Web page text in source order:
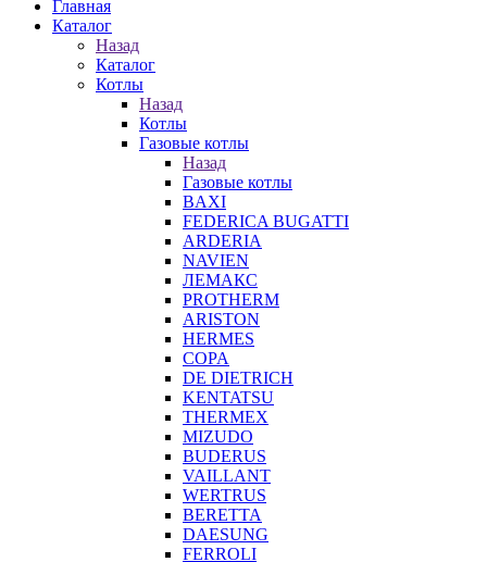
Главная
Каталог
Назад
Каталог
Котлы
Назад
Котлы
Газовые котлы
Назад
Газовые котлы
BAXI
FEDERICA BUGATTI
ARDERIA
NAVIEN
ЛЕМАКС
PROTHERM
ARISTON
HERMES
COPA
DE DIETRICH
KENTATSU
THERMEX
MIZUDO
BUDERUS
VAILLANT
WERTRUS
BERETTA
DAESUNG
FERROLI